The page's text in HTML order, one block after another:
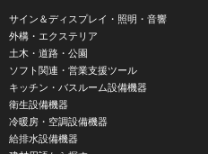
サイン＆ディスプレイ・照明・音響
外構・エクステリア
土木・道路・公園
ソフト関連・営業支援ツール
キッチン・バスルーム設備機器
衛生設備機器
冷暖房・空調設備機器
給排水設備機器